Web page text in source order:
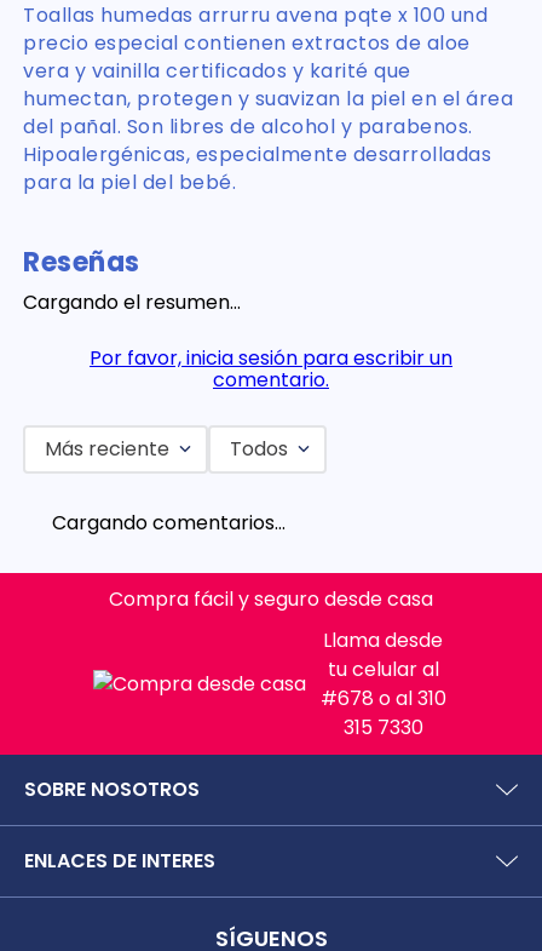
Toallas humedas arrurru avena pqte x 100 und
precio especial contienen extractos de aloe
vera y vainilla certificados y karité que
humectan, protegen y suavizan la piel en el área
del pañal. Son libres de alcohol y parabenos.
Hipoalergénicas, especialmente desarrolladas
para la piel del bebé.
Reseñas
Cargando el resumen…
Por favor, inicia sesión para escribir un
comentario.
Más reciente Todos
Cargando comentarios…
Compra fácil y seguro desde casa
Llama desde
tu celular al
#678 o al 310
315 7330
SOBRE NOSOTROS
Preguntas frecuentes
Políticas y términos de uso
ENLACES DE INTERES
SÍGUENOS